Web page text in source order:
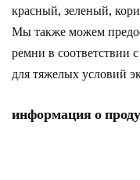
красный, зеленый,
Мы также можем
ремни в соответствии
для тяжелых условий
информация о